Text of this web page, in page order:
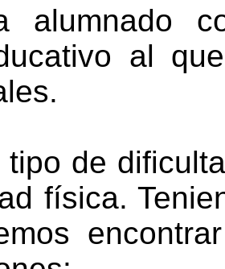
alumnado
al
tipo de
física.